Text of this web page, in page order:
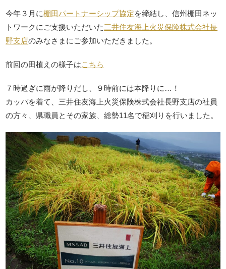
今年３月に棚田パートナーシップ協定を締結し、信州棚田ネッ
トワークにご支援いただいた三井住友海上火災保険株式会社長
野支店のみなさまにご参加いただきました。
前回の田植えの様子はこちら
７時過ぎに雨が降りだし、９時前には本降りに…！
カッパを着て、三井住友海上火災保険株式会社長野支店の社員
の方々、県職員とその家族、総勢11名で稲刈りを行いました。